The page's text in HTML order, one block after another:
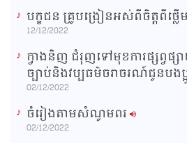
បក្ខជន គ្រូបង្រៀនអស់ពីចិត្តពីថ្
12/12/2022
ក្វាងនិញ ជំរុញទៅមុខការផ្សព្វផ្
ច្បាប់និងវប្បធម៌ចរាចរណ៍ជូនបង
02/12/2022
ចំរៀងតាមសំណូមពរ
02/12/2022